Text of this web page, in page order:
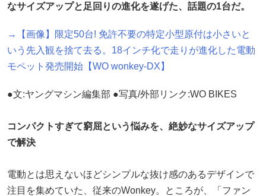
なサイズアップと足回りの進化を遂げた、話題の1台だ。
→【画像】限定50台! 免許不要の特定小型原付は小さいと
いう先入観を捨て去る。18インチ化で走りが進化した電動
モペット発売開始【WO wonkey-DX】
●文:ヤングマシン編集部 ●写真/外部リンク:WO BIKES
コンパクトすぎて窮屈という悩みを、絶妙なサイズアップ
で解決
電動とは思えないほどシンプルな抜け感のあるデザインで
注目を集めていた、従来のWonkey。ところが、「ファン